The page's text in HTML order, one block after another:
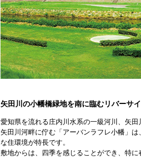
矢田川の小幡橋緑地を南に臨むリバーサ
愛知県を流れる庄内川水系の一級河川、矢田
矢田川河畔に佇む「アーバンラフレ小幡」
な住環境が特長です。
敷地からは、四季を感じることができ、特に